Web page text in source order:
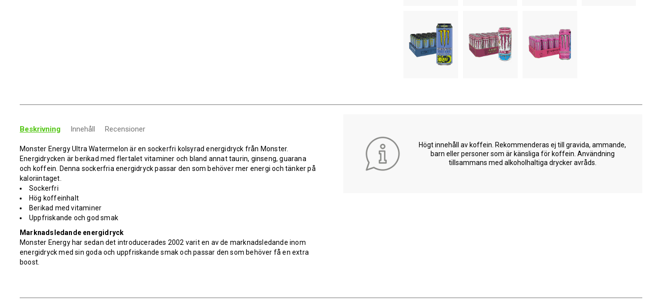
Beskrivning Innehåll Recensioner
Monster Energy Ultra Watermelon är en sockerfri kolsyrad energidryck från Monster.
Energidrycken är berikad med flertalet vitaminer och bland annat taurin, ginseng, guarana
och koffein. Denna sockerfria energidryck passar den som behöver mer energi och tänker på
kaloriintaget.
Sockerfri
Hög koffeinhalt
Berikad med vitaminer
Uppfriskande och god smak
Marknadsledande energidryck
Monster Energy har sedan det introducerades 2002 varit en av de marknadsledande inom
energidryck med sin goda och uppfriskande smak och passar den som behöver få en extra
boost.
Högt innehåll av koffein. Rekommenderas ej till gravida, ammande,
barn eller personer som är känsliga för koffein. Användning
tillsammans med alkoholhaltiga drycker avråds.